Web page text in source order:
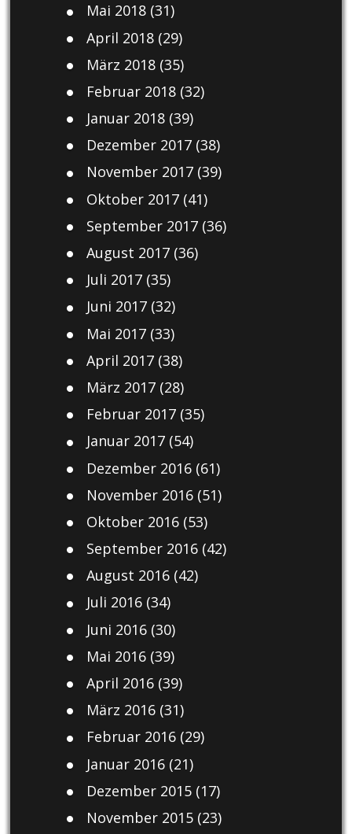
Mai 2018(31)
April 2018(29)
März 2018(35)
Februar 2018(32)
Januar 2018(39)
Dezember 2017(38)
November 2017(39)
Oktober 2017(41)
September 2017(36)
August 2017(36)
Juli 2017(35)
Juni 2017(32)
Mai 2017(33)
April 2017(38)
März 2017(28)
Februar 2017(35)
Januar 2017(54)
Dezember 2016(61)
November 2016(51)
Oktober 2016(53)
September 2016(42)
August 2016(42)
Juli 2016(34)
Juni 2016(30)
Mai 2016(39)
April 2016(39)
März 2016(31)
Februar 2016(29)
Januar 2016(21)
Dezember 2015(17)
November 2015(23)